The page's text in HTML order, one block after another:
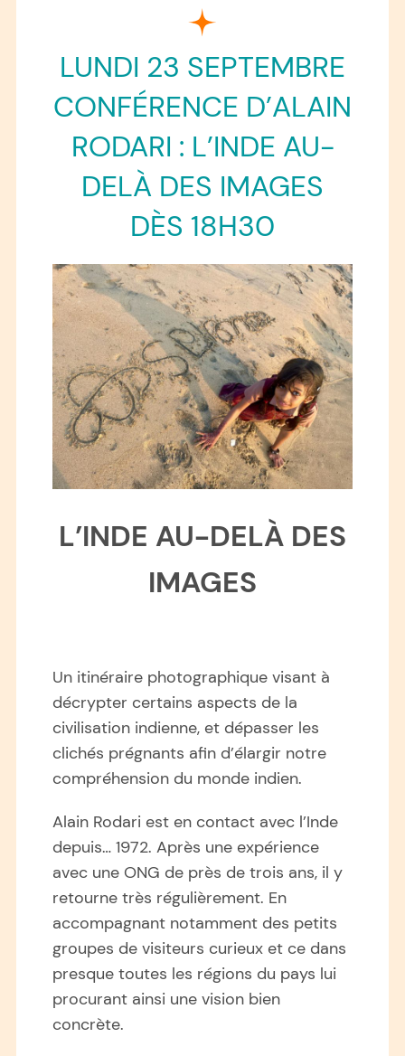
LUNDI 23 SEPTEMBRE
CONFÉRENCE D’ALAIN
RODARI : L’INDE AU-
DELÀ DES IMAGES
DÈS 18H30
L’INDE AU-DELÀ DES
IMAGES
Un itinéraire photographique visant à
décrypter certains aspects de la
civilisation indienne, et dépasser les
clichés prégnants afin d’élargir notre
compréhension du monde indien.
Alain Rodari est en contact avec l’Inde
depuis… 1972. Après une expérience
avec une ONG de près de trois ans, il y
retourne très régulièrement. En
accompagnant notamment des petits
groupes de visiteurs curieux et ce dans
presque toutes les régions du pays lui
procurant ainsi une vision bien
concrète.